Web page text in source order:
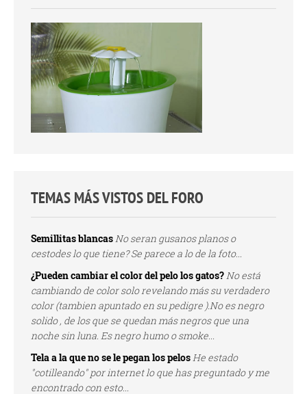
TEMAS MÁS VISTOS DEL FORO
Semillitas blancasNo seran gusanos planos o
cestodes lo que tiene? Se parece a lo de la foto...
¿Pueden cambiar el color del pelo los gatos?No está
cambiando de color solo revelando más su verdadero
color (tambien apuntado en su pedigre ).No es negro
solido , de los que se quedan más negros que una
noche sin luna. Es negro humo o smoke...
Tela a la que no se le pegan los pelosHe estado
"cotilleando" por internet lo que has preguntado y me
encontrado con esto...